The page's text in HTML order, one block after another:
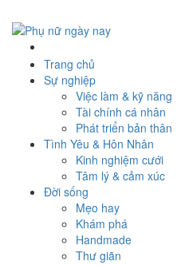
Trang chủ
Sự nghiệp
Việc làm & kỹ năng
Tài chính cá nhân
Phát triển bản thân
Tình Yêu & Hôn Nhân
Kinh nghiệm cưới
Tâm lý & cảm xúc
Đời sống
Mẹo hay
Khám phá
Handmade
Thư giãn